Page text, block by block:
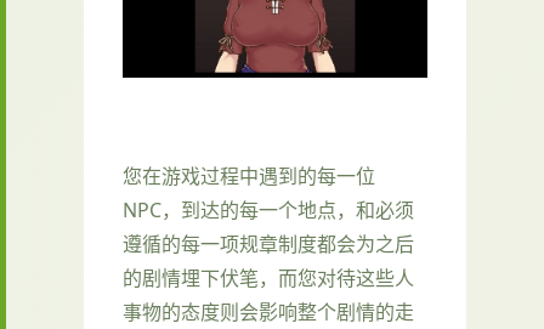
您在游戏过程中遇到的每一位
NPC，到达的每一个地点，和必须
遵循的每一项规章制度都会为之后
的剧情埋下伏笔，而您对待这些人
事物的态度则会影响整个剧情的走